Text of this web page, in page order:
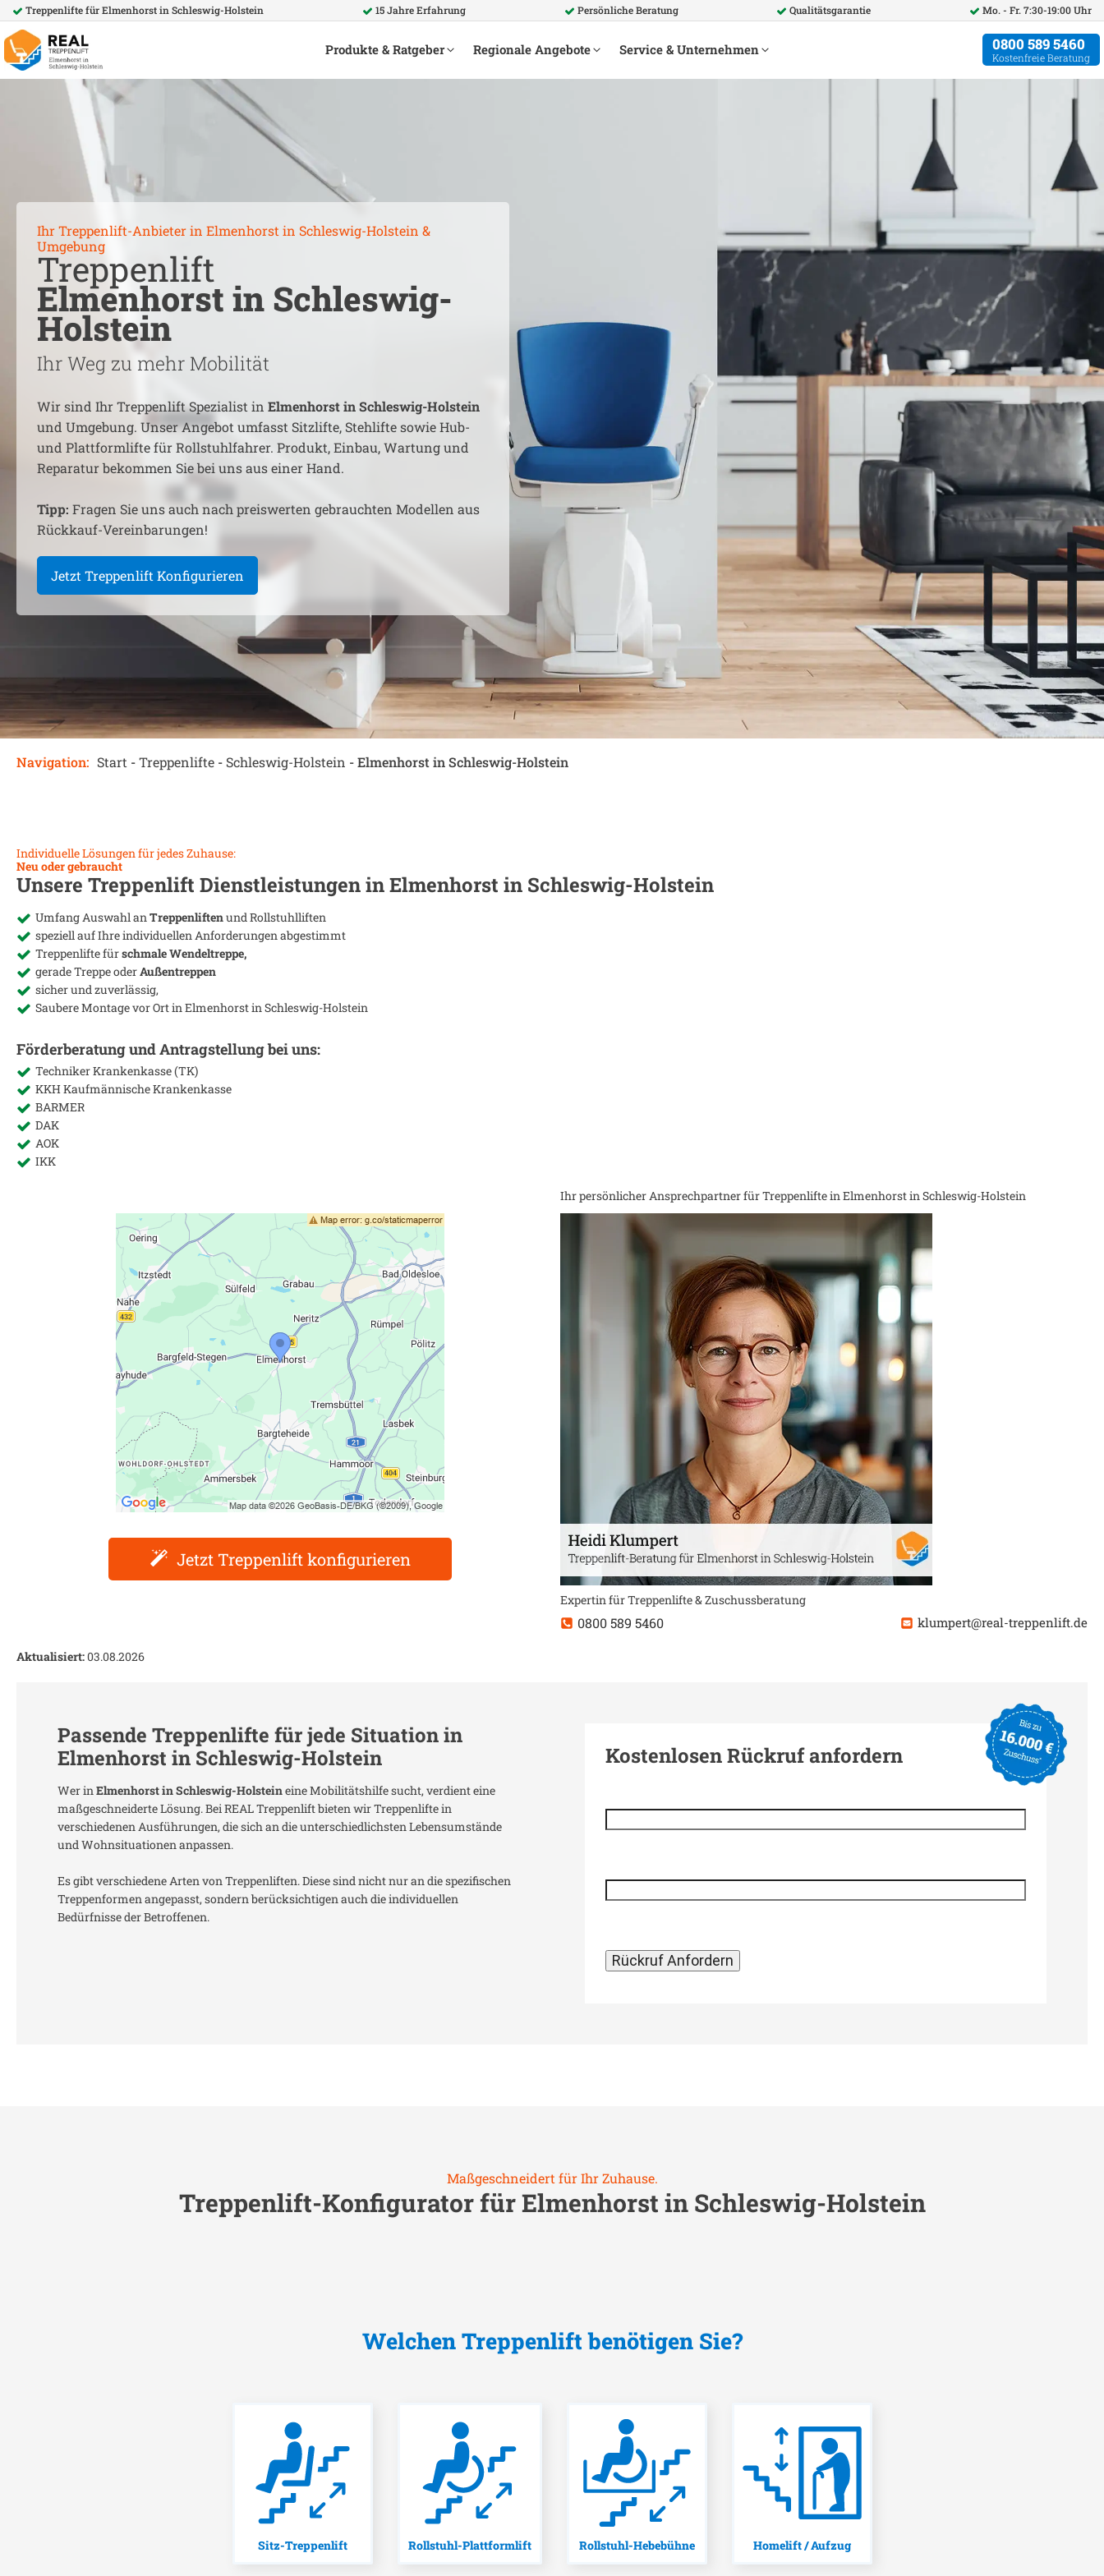
Treppenlifte fürElmenhorst in Schleswig-Holstein 15 Jahre Erfahrung Persönliche Beratung Qualitätsgarantie Mo. - Fr. 7:30-19:00 Uhr
Produkte & Ratgeber Regionale Angebote Service & Unternehmen 0800 589 5460
Kostenfreie Beratung
Ihr Treppenlift-Anbieter in Elmenhorst in Schleswig-Holstein &
Umgebung
Treppenlift
Elmenhorst in Schleswig-
Holstein
Ihr Weg zu mehr Mobilität
Wir sind Ihr Treppenlift Spezialist in Elmenhorst in Schleswig-Holstein
und Umgebung. Unser Angebot umfasst Sitzlifte, Stehlifte sowie Hub-
und Plattformlifte für Rollstuhlfahrer. Produkt, Einbau, Wartung und
Reparatur bekommen Sie bei uns aus einer Hand.
Tipp: Fragen Sie uns auch nach preiswerten gebrauchten Modellen aus
Rückkauf-Vereinbarungen!
Jetzt Treppenlift Konfigurieren
Navigation: Start -Treppenlifte - Schleswig-Holstein -Elmenhorst in Schleswig-Holstein
Individuelle Lösungen für jedes Zuhause:
Neu oder gebraucht
Unsere Treppenlift Dienstleistungen inElmenhorst in Schleswig-Holstein
Umfang Auswahl an Treppenliftenund Rollstuhlliften
speziell auf Ihre individuellen Anforderungen abgestimmt
Treppenlifte fürschmale Wendeltreppe,
gerade Treppe oderAußentreppen
sicher und zuverlässig,
Saubere Montage vor Ort in Elmenhorst in Schleswig-Holstein
Förderberatung und Antragstellung bei uns:
Techniker Krankenkasse (TK)
KKH Kaufmännische Krankenkasse
BARMER
DAK
AOK
IKK
Jetzt Treppenlift konfigurieren
Ihr persönlicher Ansprechpartner für Treppenlifte in Elmenhorst in Schleswig-Holstein
Expertin für Treppenlifte & Zuschussberatung
0800 589 5460 klumpert@real-treppenlift.de
Aktualisiert:03.08.2026
Passende Treppenlifte für jede Situation in
Elmenhorst in Schleswig-Holstein
Wer in Elmenhorst in Schleswig-Holsteineine Mobilitätshilfe sucht, verdient eine
maßgeschneiderte Lösung. Bei REAL Treppenlift bieten wir Treppenlifte in
verschiedenen Ausführungen, die sich an die unterschiedlichsten Lebensumstände
und Wohnsituationen anpassen.
Es gibt verschiedene Arten von Treppenliften. Diese sind nicht nur an die spezifischen
Treppenformen angepasst, sondern berücksichtigen auch die individuellen
Bedürfnisse der Betroffenen.
Kostenlosen Rückruf anfordern
Maßgeschneidert für Ihr Zuhause.
Treppenlift-Konfigurator fürElmenhorst in Schleswig-Holstein
Welchen Treppenlift benötigen Sie?
Sitz-Treppenlift Rollstuhl-Plattformlift Rollstuhl-Hebebühne Homelift / Aufzug